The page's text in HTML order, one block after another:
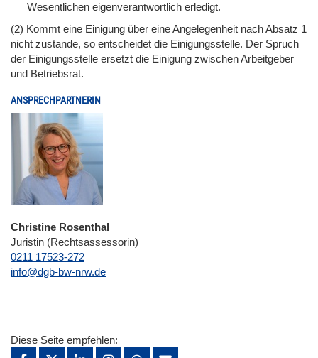
Wesentlichen eigenverantwortlich erledigt.
(2) Kommt eine Einigung über eine Angelegenheit nach Absatz 1
nicht zustande, so entscheidet die Einigungsstelle. Der Spruch
der Einigungsstelle ersetzt die Einigung zwischen Arbeitgeber
und Betriebsrat.
ANSPRECHPARTNERIN
Christine Rosenthal
Juristin (Rechtsassessorin)
0211 17523-272
E-Mail
info@dgb-bw-nrw.de
Diese Seite empfehlen: